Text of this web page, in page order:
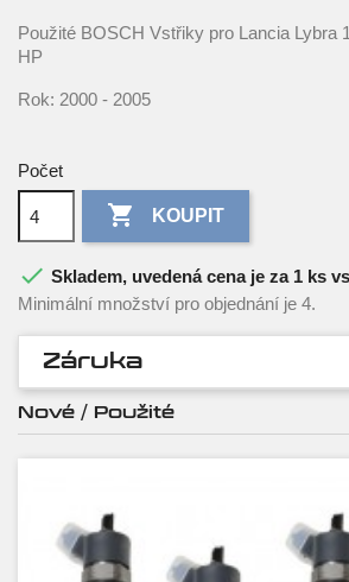
Použité BOSCH Vstřiky pro Lancia Lybra
HP
Rok: 2000 - 2005
Počet
 KOUPIT
 Skladem, uvedená cena je za 1 ks
Minimální množství pro objednání je 4.
Záruka
Nové / Použité